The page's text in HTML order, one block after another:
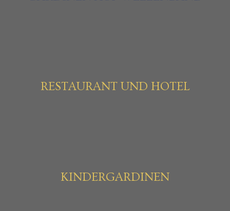
RESTAURANT UND HOTEL
KINDERGARDINEN